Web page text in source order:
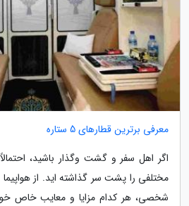
معرفی برترین قطارهای 5 ستاره
اگر اهل سفر و گشت وگذار باشید،
مختلفی را پشت سر گذاشته اید. از
شخصی، هر کدام مزایا و معایب خاص